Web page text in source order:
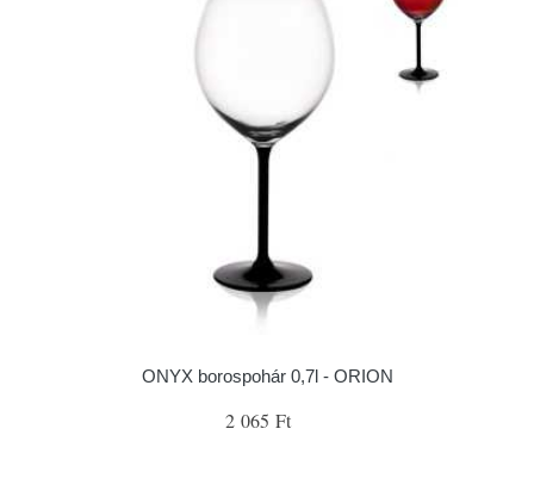
ONYX borospohár 0,7l - ORION
2 065 Ft